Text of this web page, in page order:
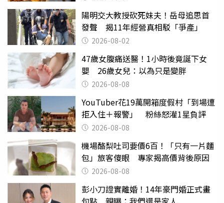
陽明交大教授砍死妹夫！岳母追思首
發聲 揭11年經營真相駁「爭產」
2026-08-02
47歲女腹痛送醫！1小時後竟誕下女
嬰 26歲女兒：以為只是變胖
2026-08-08
YouTuber花19萬開箱度假村「到場遭
拒入住＋報警」 粉絲怒灌1星負評
2026-08-08
機場酪梨吐司要價6百！「只有一片麵
包」旅客傻眼 專家揭高價背後原因
2026-08-08
彭小刀證實離婚！14年豪門婚正式畫